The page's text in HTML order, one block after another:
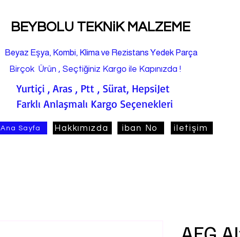
BEYBOLU TEKNiK MALZEME
Beyaz Eşya, Kombi, Klima ve Rezistans Yedek Parça
Birçok Ürün , Seçtiğiniz Kargo ile Kapınızda !
Yurtiçi , Aras , Ptt , Sürat, HepsiJet
Farklı Anlaşmalı Kargo Seçenekleri
Ana Sayfa Hakkımızda iban No iletişim